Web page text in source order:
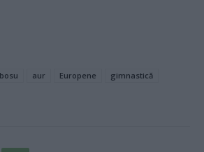
aur Europene
gimnastică